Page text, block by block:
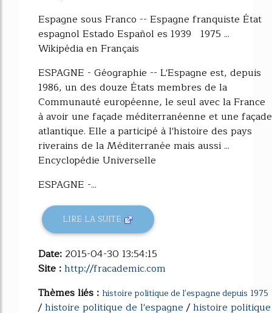
Espagne sous Franco -- Espagne franquiste État
espagnol Estado Español es 1939 1975 ...
Wikipédia en Français
ESPAGNE - Géographie -- L'Espagne est, depuis
1986, un des douze États membres de la
Communauté européenne, le seul avec la France
à avoir une façade méditerranéenne et une façade
atlantique. Elle a participé à l'histoire des pays
riverains de la Méditerranée mais aussi ...
Encyclopédie Universelle
ESPAGNE -...
LIRE LA SUITE
Date: 2015-04-30 13:54:15
Site :http://fracademic.com
Thèmes liés : histoire politique de l'espagne depuis 1975
/histoire politique de l'espagne/histoire politique